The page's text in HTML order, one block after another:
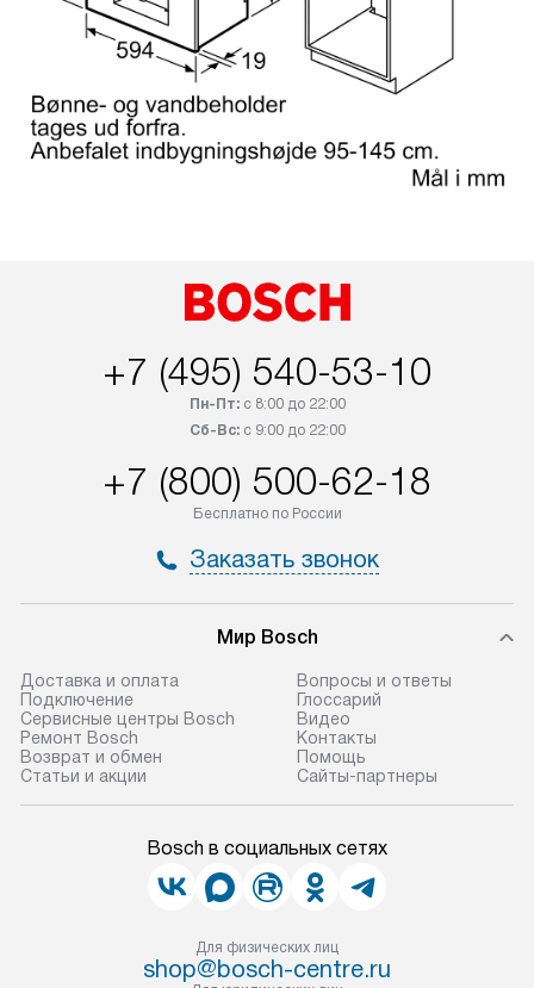
+7 (495) 540-53-10
Пн-Пт:с 8:00 до 22:00
Сб-Вс:с 9:00 до 22:00
+7 (800) 500-62-18
Бесплатно по России
Заказать звонок
Мир Bosch
Доставка и оплата
Подключение
Сервисные центры Bosch
Ремонт Bosch
Возврат и обмен
Статьи и акции
Вопросы и ответы
Глоссарий
Видео
Контакты
Помощь
Сайты-партнеры
Bosch в социальных сетях
Для физических лиц
shop@bosch-centre.ru